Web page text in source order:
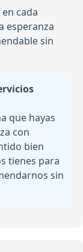
cada
esperanza
sin
que hayas
con
bien
tienes para
sin